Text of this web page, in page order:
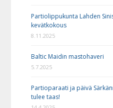
Partiolippukunta Lahden
kevätkokous
8.11.2025
Baltic Maidin mastohaveri
5.7.2025
Partioparaati ja päivä
tulee taas!